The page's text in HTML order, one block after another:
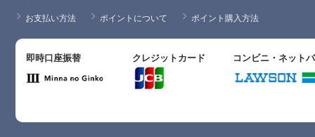
お支払い方法 ポイントについて ポイント購入方法
即時口座振替 クレジットカード コンビニ・ネット